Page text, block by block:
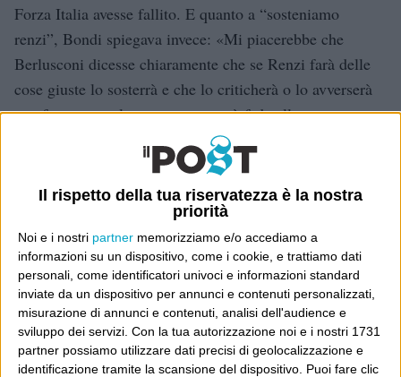
Il rispetto della tua riservatezza è la nostra
priorità
Noi e i nostri partner memorizziamo e/o accediamo a
informazioni su un dispositivo, come i cookie, e trattiamo dati
personali, come identificatori univoci e informazioni standard
inviate da un dispositivo per annunci e contenuti personalizzati,
misurazione di annunci e contenuti, analisi dell'audience e
sviluppo dei servizi. Con la tua autorizzazione noi e i nostri 1731
partner possiamo utilizzare dati precisi di geolocalizzazione e
identificazione tramite la scansione del dispositivo. Puoi fare clic
Forza Italia avesse fallito. E quanto a “sosteniamo
renzi”, Bondi spiegava invece: «Mi piacerebbe che
Berlusconi dicesse chiaramente che se Renzi farà delle
cose giuste lo sosterrà e che lo criticherà o lo avverserà
con fermezza solo se non manterrà fede alle sue
promesse di cambiamento e di modernizzazione
Lo stesso Bondi, dopo alcune ore di discussioni
pubbliche su cose che evidentemente non aveva scritto,
ha quindi voluto dire «Sono molto dispiaciuto e
amareggiato che la mia analisi sia stata male interpretata,
a cominciare dal titolo che non corrispondeva alle mie
parole, e strumentalizzata».
Un sito satirico italiano ha inventato la notizia che la
Corte Europea dei Diritti dell’Uomo avesse dichiarato